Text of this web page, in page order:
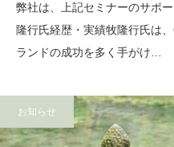
弊社は、上記セミナーのサポ
隆行氏経歴・実績牧隆行氏は
ランドの成功を多く手がけ…
お知らせ